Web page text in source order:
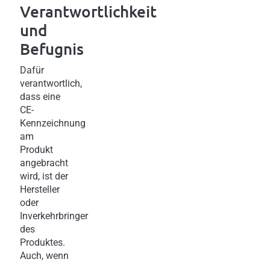
Verantwortlichkeit
und
Befugnis
Dafür
verantwortlich,
dass eine
CE-
Kennzeichnung
am
Produkt
angebracht
wird, ist der
Hersteller
oder
Inverkehrbringer
des
Produktes.
Auch, wenn